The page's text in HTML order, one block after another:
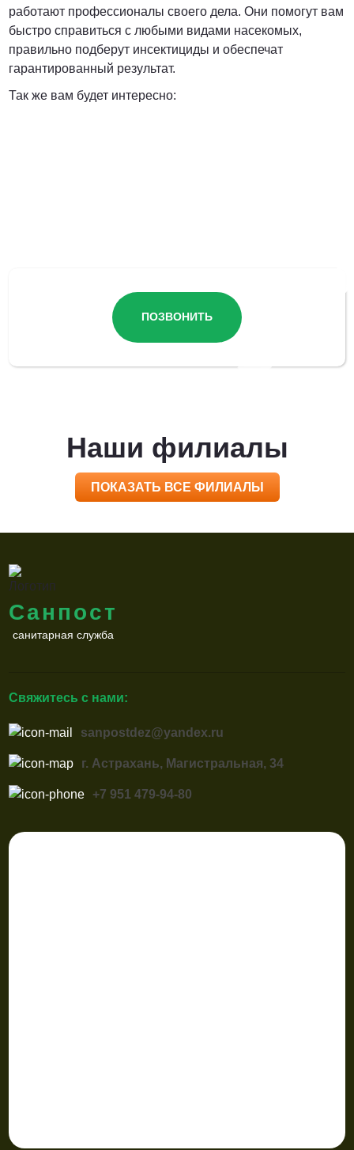
работают профессионалы своего дела. Они помогут вам
быстро справиться с любыми видами насекомых,
правильно подберут инсектициды и обеспечат
гарантированный результат.
Так же вам будет интересно:
ПОЗВОНИТЬ
Наши филиалы
ПОКАЗАТЬ ВСЕ ФИЛИАЛЫ
Санпост
санитарная служба
Свяжитесь с нами:
sanpostdez@yandex.ru
г. Астрахань, Магистральная, 34
+7 951 479-94-80